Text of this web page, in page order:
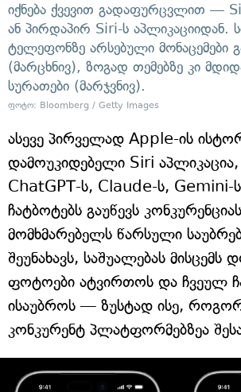
იქნება ქვევით გადაფურცვლით —
ან პირდაპირ Siri-ს აპლიკაციიდან.
ტელეფონზე არსებული მონაცემები
(მარცხნივ), ზოგად თემებზე კი
სურათები (მარჯვნივ).
ფოტო: Bloomberg / Getty Images
ასევე პირველად Apple-ის
დამოუკიდებელი Siri
ChatGPT-ს, Claude-ს, Gemini-
ჩატბოტებს გაუწევს
მომხმარებელს წარსული
შეუნახავს, საშუალებას მისცემს
ფოტოები ატვირთოს და ჩვეულ
ისაუბროს — ზუსტად ისე,
კონკურენტ პლატფორმებზეა